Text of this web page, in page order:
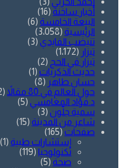
أخبار ساخنة (16)
البيعة الخامسة (6)
الرئيسية (3٬058)
تنيضب الفايدي (3)
تيزار (1٬172)
تيزار في الحج (2)
حديث الذكريات (1)
حسان طاهر (8)
حول العالم في 80 مقالاً
(2)
د.فؤاد المغامسي (5)
سمية جلّون (3)
شاعر من المدينة (15)
صفحات (165)
إستشارات طبية (1)
تكنولوجيا (119)
صحة (5)